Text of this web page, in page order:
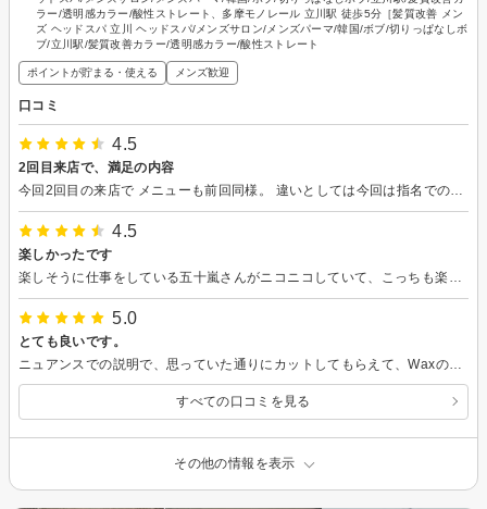
ラー/透明感カラー/酸性ストレート、多摩モノレール 立川駅 徒歩5分［髪質改善 メン
ズ ヘッドスパ 立川 ヘッドスパ/メンズサロン/メンズパーマ/韓国/ボブ/切りっぱなしボ
ブ/立川駅/髪質改善カラー/透明感カラー/酸性ストレート
ポイントが貯まる・使える メンズ歓迎
口コミ
4.5
2回目来店で、満足の内容
4.5
楽しかったです
5.0
とても良いです。
ニュアンスでの説明で、思っていた通りにカットしてもらえて、Waxの付け方やセットの仕方など細かく教えて頂きました。又、来たいです。
すべての口コミを見る
その他の情報を表示